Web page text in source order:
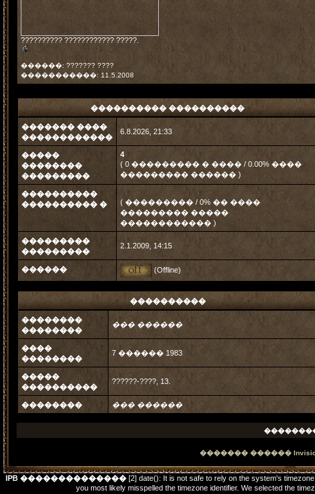
?????????? ???????????? ?????.
������: ??????? ????
�����������: 11.5.2008
���������� ����������
������� ����
������������
6.8.2026, 21:33
�����
��������
���������
4
( 0 ��������� � ���� / 0.00% ����
��������� ������ )
����������
���������� �
( ��������� / 0% �� ����
��������� �����
������������ )
���������
���������
2.1.2009, 14:15
������ (Offline)
����������
��������
��������
��� ������
����
��������
7 ������ 1983
�����
����������
??????-????, 13.
�������� ��� ������
������� ������
IPB �������������� [2] date(): It is not safe to rely on the system's
you most likely misspelled the timezone identifier. We selected the